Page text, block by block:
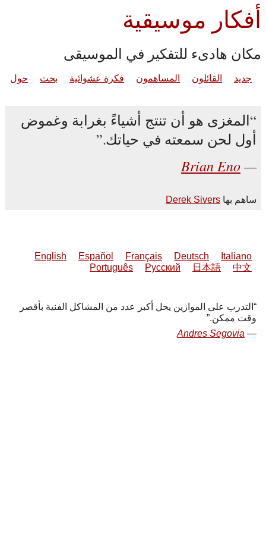
أفكار موسيقية
مكان هادىء للتفكير في الموسيقى
جديد القائلون المساهمون فكرة عشوائية بحث حول
المغزى هو أن تنتج أشياءً بغرابة وغموض
أول لحن سمعته في حياتك.
Brian Eno
ساهم بها Derek Sivers
English Español Français Deutsch
Italiano
Português
Русский 日本語 中文
التدرب على الموازين يحل أكبر عدد من المشاكل الفنية بأقصر
وقت ممكن.
Andres Segovia